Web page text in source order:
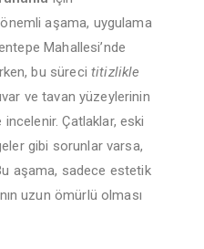
aşama, uygulama
Mahallesi’nde
bu süreci titizlikle
ve tavan yüzeylerinin
Çatlaklar, eski
gibi sorunlar varsa,
aşama, sadece estetik
uzun ömürlü olması